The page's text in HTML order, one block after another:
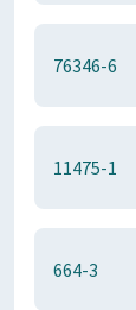
76346-6
11475-1
664-3